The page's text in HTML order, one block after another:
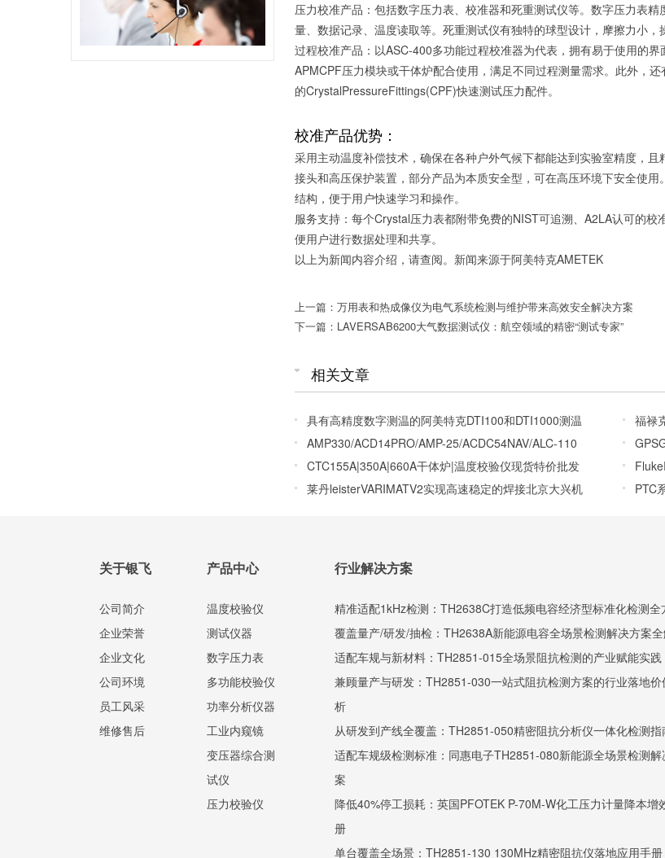
压力校准产品：包括数字压力表、校准器和死重测试仪等。数字压力表
量、数据记录、温度读取等。死重测试仪有独特的球型设计，摩擦力小
过程校准产品：以ASC-400多功能过程校准器为代表，拥有易于使用的
APMCPF压力模块或干体炉配合使用，满足不同过程测量需求。此外，
的CrystalPressureFittings(CPF)快速测试压力配件。
校准产品优势：
采用主动温度补偿技术，确保在各种户外气候下都能达到实验室精度，
接头和高压保护装置，部分产品为本质安全型，可在高压环境下安全使
结构，便于用户快速学习和操作。
服务支持：每个Crystal压力表都附带免费的NIST可追溯、A2LA认可的
便用户进行数据处理和共享。
以上为新闻内容介绍，请查阅。新闻来源于阿美特克AMETEK
上一篇：万用表和热成像仪为电气系统检测与维护带来高效安全解决方案
下一篇：LAVERSAB6200大气数据测试仪：航空领域的精密“测试专家”
相关文章
具有高精度数字测温的阿美特克DTI100和DTI1000测温
仪
福禄
AMP330/ACD14PRO/AMP-25/ACDC54NAV/ALC-110
多功能钳形表
CTC155A|350A|660A干体炉|温度校验仪现货特价批发
莱丹leisterVARIMATV2实现高速稳定的焊接北京大兴机
PTC
关于银飞
公司简介
企业荣誉
企业文化
公司环境
员工风采
维修售后
产品中心
温度校验仪
测试仪器
数字压力表
多功能校验仪
功率分析仪器
工业内窥镜
变压器综合测
试仪
压力校验仪
行业解决方案
精准适配1kHz检测：TH2638C打造低频电容经济型标准化检测全
覆盖量产/研发/抽检：TH2638A新能源电容全场景检测解决方案
适配车规与新材料：TH2851-015全场景阻抗检测的产业赋能实践
兼顾量产与研发：TH2851-030一站式阻抗检测方案的行业落地价
析
从研发到产线全覆盖：TH2851-050精密阻抗分析仪一体化检测指
适配车规级检测标准：同惠电子TH2851-080新能源全场景检测解
案
降低40%停工损耗：英国PFOTEK P-70M-W化工压力计量降本增
册
单台覆盖全场景：TH2851-130 130MHz精密阻抗仪落地应用手册